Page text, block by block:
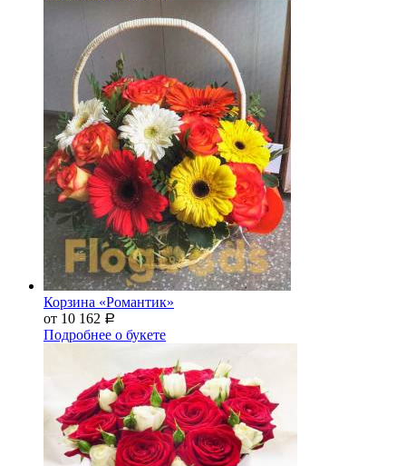
Корзина «Романтик»
от 10 162 Р
Подробнее о букете